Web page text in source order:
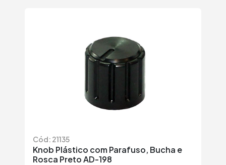
Cód: 21135
Knob Plástico com Parafuso, Bucha e
Rosca Preto AD-198